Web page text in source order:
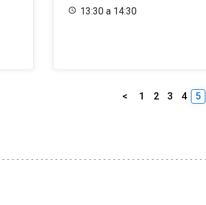
13:30 a 14:30
< 1 2 3 4 5